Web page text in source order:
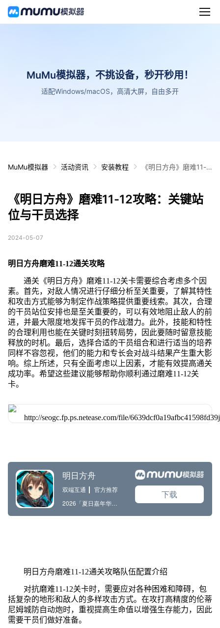
MuMu模拟器，不挑设备，秒开秒用！
适配Windows/macOS，高清大屏，自由多开
MuMu模拟器 活动资讯 安装教程
《明日方舟》磨难11-1
《明日方舟》磨难11-12攻略：关键站
位与干员选择
2024-05-07
明日方舟磨难11-12通关攻略
通关《明日方舟》磨难11-12关卡需要综合考虑多个因
素。首先，对敌人情况进行仔细分析至关重要，了解其特性
和攻击方式能够为制定作战策略提供重要线索。其次，合理
的干员站位安排也是至关重要的，可以有效地阻止敌人的前
进，并最大限度地发挥干员的作战潜力。此外，技能和特性
的合理利用也能在关键时刻扭转局势，因此要随时留意技能
释放的时机。最后，选择合适的干员组合和进行适当的培养
同样不容忽视，他们的能力和专长会对战斗结果产生重大影
响。综上所述，只有全面考虑以上因素，才能有效提高通关
成功率。希望这些建议能够帮助你顺利通过磨难11-12关
卡。
明日方舟磨难11-12通关攻略队伍配置介绍
对抗磨难11-12关卡时，需要应对各种困难和障碍，包
括复杂的地形和敌人的多样攻击方式。在攻打高精度的伦蒂
尼姆城防自动炮时，重视提高生命值以增强生存能力，因此
需要干员们做好准备。